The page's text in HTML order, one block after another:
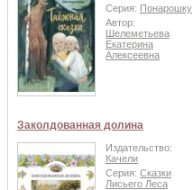
Серия: Понарошку
Автор:
Шелеметьева
Екатерина
Алексеевна
Заколдованная долина
Издательство:
Качели
Серия: Сказки
Лисьего Леса